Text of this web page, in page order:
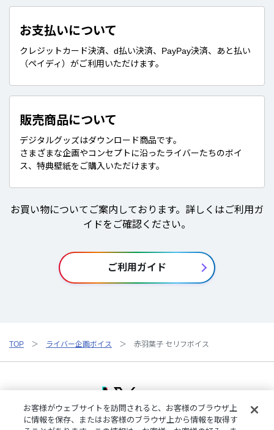
お支払いについて
クレジットカード決済、d払い決済、PayPay決済、あと払い
（ペイディ）がご利用いただけます。
販売商品について
デジタルグッズはダウンロード商品です。
さまざまな企画やコンセプトに沿ったライバーたちのボイ
ス、特典壁紙をご購入いただけます。
お買い物についてご案内しております。詳しくはご利用ガ
イドをご確認ください。
ご利用ガイド
TOP ライバー企画ボイス 赤羽葉子 セリフボイス
お客様がウェブサイトを訪問されると、お客様のブラウザ上
に情報を保存、またはお客様のブラウザ上から情報を取得す